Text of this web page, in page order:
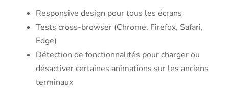
Responsive design pour tous les écrans
Tests cross-browser (Chrome, Firefox, Safari,
Edge)
Détection de fonctionnalités pour charger ou
désactiver certaines animations sur les anciens
terminaux